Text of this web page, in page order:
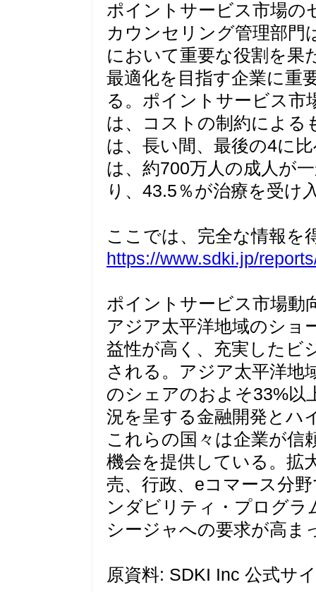
ポイントサービス市場の
カウンセリング管理部門
において重要な役割を果
最適化を目指す企業に重
る。ポイントサービス市
は、コストの制約による
は、長い間、最後の4に
は、約700万人の成人が
り、43.5％が治療を受け
ここでは、完全な情報を
https://www.sdki.jp/
ポイントサービス市場動
アジア太平洋地域のショ
益性が高く、充実したビ
される。アジア太平洋地
のシェアのおよそ33%以
況を呈する金融開発とハ
これらの国々は企業が信
機会を提供している。拡
売、行政、eコマース分
ンダビリティ・プログ
シージャへの要求が高ま
原資料: SDKI Inc 公式サ